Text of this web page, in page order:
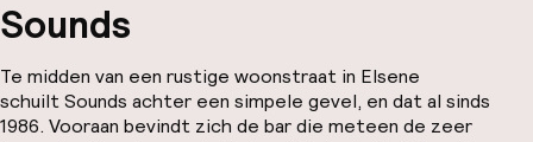
Sounds
Te midden van een rustige woonstraat in Elsene
schuilt Sounds achter een simpele gevel, en dat al sinds
1986. Vooraan bevindt zich de bar die meteen de zeer